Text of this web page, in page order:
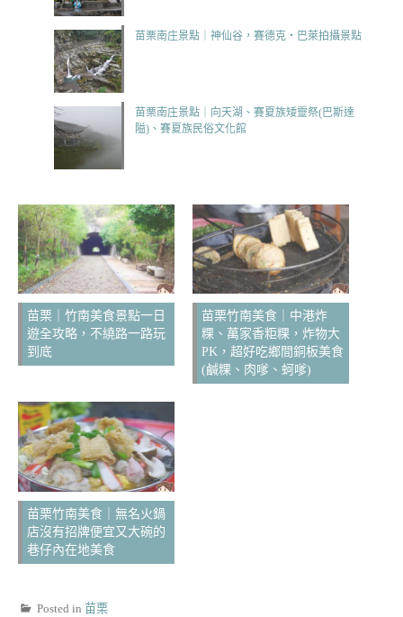
苗栗南庄景點｜神仙谷，賽德克‧巴萊拍攝景點
苗栗南庄景點｜向天湖、賽夏族矮靈祭(巴斯達
隘)、賽夏族民俗文化館
苗栗｜竹南美食景點一日
遊全攻略，不繞路一路玩
到底
苗栗竹南美食｜中港炸
粿、萬家香粔粿，炸物大
PK，超好吃鄉間銅板美食
(鹹粿、肉嗲、蚵嗲)
苗栗竹南美食｜無名火鍋
店沒有招牌便宜又大碗的
巷仔內在地美食
Posted in 苗栗